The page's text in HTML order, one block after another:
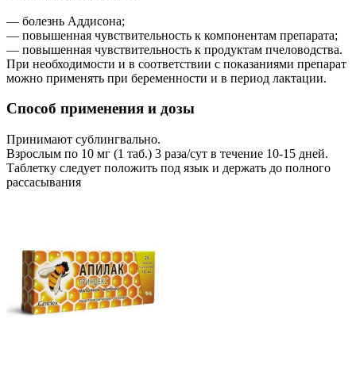
— болезнь Аддисона;
— повышенная чувствительность к компонентам препарата;
— повышенная чувствительность к продуктам пчеловодства.
При необходимости и в соответствии с показаниями препарат
можно применять при беременности и в период лактации.
Способ применения и дозы
Принимают сублингвально.
Взрослым по 10 мг (1 таб.) 3 раза/сут в течение 10-15 дней.
Таблетку следует положить под язык и держать до полного
рассасывания